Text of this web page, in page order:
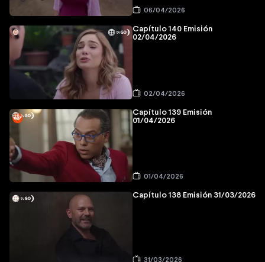
06/04/2026
Capítulo 140 Emisión
02/04/2026
02/04/2026
Capítulo 139 Emisión
01/04/2026
01/04/2026
Capítulo 138 Emisión 31/03/2026
31/03/2026